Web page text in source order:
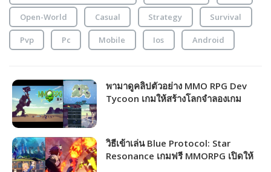
Open-World Casual Strategy Survival
Pvp Pc Mobile Ios Android
พามาดูคลิปตัวอย่าง MMO RPG Dev
Tycoon เกมให้สร้างโลกจำลองเกม
วิธีเข้าเล่น Blue Protocol: Star
Resonance เกมฟรี MMORPG เปิดให้